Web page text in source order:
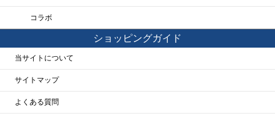
コラボ
ショッピングガイド
当サイトについて
サイトマップ
よくある質問